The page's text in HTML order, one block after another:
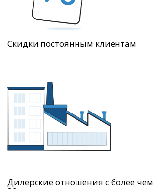
Скидки постоянным клиентам
Дилерские отношения с более чем